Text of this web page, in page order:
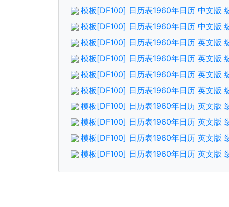
模板[DF100] 日历表1960年日历 中文版
模板[DF100] 日历表1960年日历 中文版
模板[DF100] 日历表1960年日历 英文版
模板[DF100] 日历表1960年日历 英文版
模板[DF100] 日历表1960年日历 英文版
模板[DF100] 日历表1960年日历 英文版
模板[DF100] 日历表1960年日历 英文版
模板[DF100] 日历表1960年日历 英文版
模板[DF100] 日历表1960年日历 英文版
模板[DF100] 日历表1960年日历 英文版